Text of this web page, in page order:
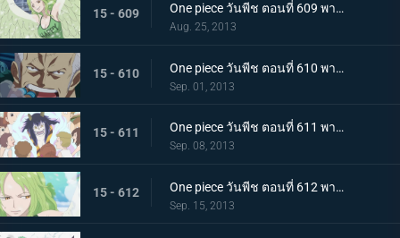
15 - 609 One piece วันพีช ตอนที่ 609 พากย์ไทย ลูฟี่แข็งตาย!? โมเน่ สาวหิมะผู้น่ากลัว!
Aug. 25, 2013
15 - 610 One piece วันพีช ตอนที่ 610 พากย์ไทย ปะทะกำปั้น! การต่อสู้ของ 2 พลเรือโท
Sep. 01, 2013
15 - 611 One piece วันพีช ตอนที่ 611 พากย์ไทย มังกรน้อย! โมโมโนะซูเกะ ปรากฏตัว
Sep. 08, 2013
15 - 612 One piece วันพีช ตอนที่ 612 พากย์ไทย เสี่ยงตายกลางพายุหิมะ กลุ่มหมวกฟางปะทะสาวหิมะ
Sep. 15, 2013